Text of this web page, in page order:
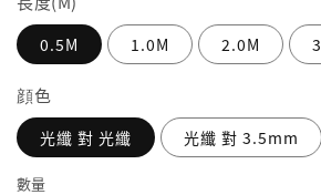
0.5M 1.0M 2.0M
顔色
光纖 對 光纖 光纖 對 3.5mm
數量